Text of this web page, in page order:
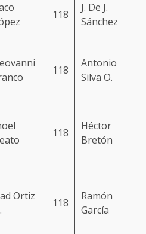
118
J. De J.
Sánchez
118
Antonio
Silva O.
118
Héctor
Bretón
Ortiz
118
Ramón
García